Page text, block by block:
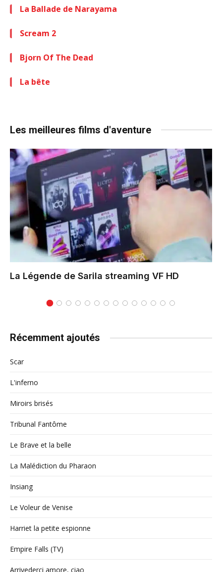
La Ballade de Narayama
Scream 2
Bjorn Of The Dead
La bête
Les meilleures films d'aventure
La Légende de Sarila streaming VF HD
Récemment ajoutés
Scar
L'inferno
Miroirs brisés
Tribunal Fantôme
Le Brave et la belle
La Malédiction du Pharaon
Insiang
Le Voleur de Venise
Harriet la petite espionne
Empire Falls (TV)
Arrivederci amore, ciao